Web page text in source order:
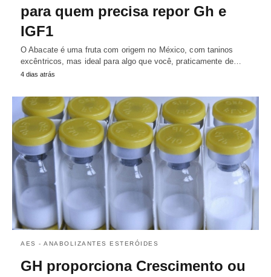
para quem precisa repor Gh e
IGF1
O Abacate é uma fruta com origem no México, com taninos
excêntricos, mas ideal para algo que você, praticamente de…
4 dias atrás
AES - ANABOLIZANTES ESTERÓIDES
GH proporciona Crescimento ou